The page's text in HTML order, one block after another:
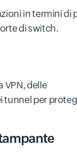
in termini di
di switch.
VPN, delle
tunnel per